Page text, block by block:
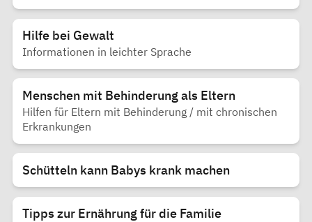
Hilfe bei Gewalt
Informationen in leichter Sprache
Menschen mit Behinderung als Eltern
Hilfen für Eltern mit Behinderung / mit chronischen
Erkrankungen
Schütteln kann Babys krank machen
Tipps zur Ernährung für die Familie